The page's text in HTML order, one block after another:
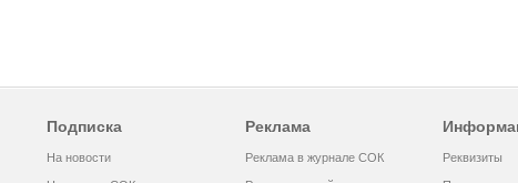
Подписка
На новости
Реклама
Реклама в журнале СОК Реквизиты